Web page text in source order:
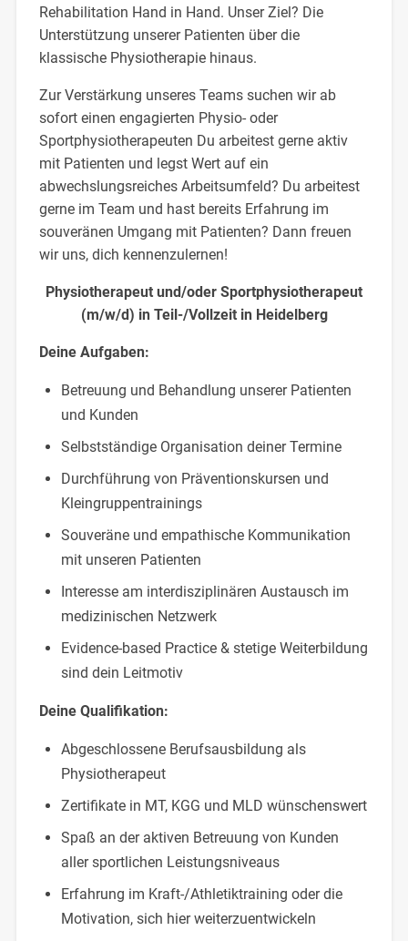
Rehabilitation Hand in Hand. Unser Ziel? Die
Unterstützung unserer Patienten über die
klassische Physiotherapie hinaus.
Zur Verstärkung unseres Teams suchen wir ab
sofort einen engagierten Physio- oder
Sportphysiotherapeuten Du arbeitest gerne aktiv
mit Patienten und legst Wert auf ein
abwechslungsreiches Arbeitsumfeld? Du arbeitest
gerne im Team und hast bereits Erfahrung im
souveränen Umgang mit Patienten? Dann freuen
wir uns, dich kennenzulernen!
Physiotherapeut und/oder Sportphysiotherapeut
(m/w/d) in Teil-/Vollzeit in Heidelberg
Deine Aufgaben:
Betreuung und Behandlung unserer Patienten
und Kunden
Selbstständige Organisation deiner Termine
Durchführung von Präventionskursen und
Kleingruppentrainings
Souveräne und empathische Kommunikation
mit unseren Patienten
Interesse am interdisziplinären Austausch im
medizinischen Netzwerk
Evidence-based Practice & stetige Weiterbildung
sind dein Leitmotiv
Deine Qualifikation:
Abgeschlossene Berufsausbildung als
Physiotherapeut
Zertifikate in MT, KGG und MLD wünschenswert
Spaß an der aktiven Betreuung von Kunden
aller sportlichen Leistungsniveaus
Erfahrung im Kraft-/Athletiktraining oder die
Motivation, sich hier weiterzuentwickeln